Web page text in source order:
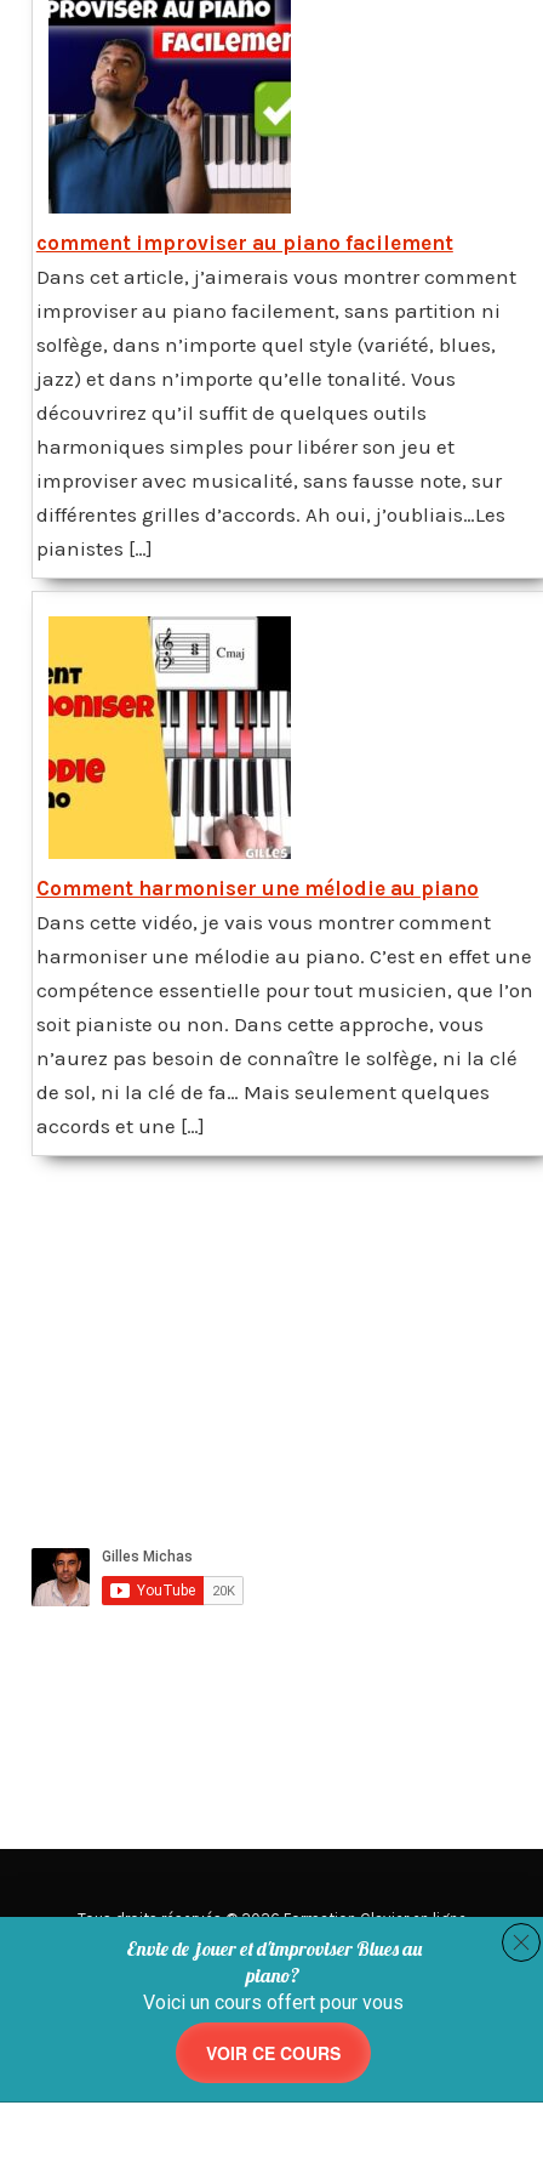
comment improviser au piano facilement
Dans cet article, j’aimerais vous montrer comment
improviser au piano facilement, sans partition ni
solfège, dans n’importe quel style (variété, blues,
jazz) et dans n’importe qu’elle tonalité. Vous
découvrirez qu’il suffit de quelques outils
harmoniques simples pour libérer son jeu et
improviser avec musicalité, sans fausse note, sur
différentes grilles d’accords. Ah oui, j’oubliais…Les
pianistes […]
Comment harmoniser une mélodie au piano
Dans cette vidéo, je vais vous montrer comment
harmoniser une mélodie au piano. C’est en effet une
compétence essentielle pour tout musicien, que l’on
soit pianiste ou non. Dans cette approche, vous
n’aurez pas besoin de connaître le solfège, ni la clé
de sol, ni la clé de fa… Mais seulement quelques
accords et une […]
Tous droits réservés © 2026 Formation Clavier en ligne
Envie de jouer et d'improviser Blues au
piano?
Voici un cours offert pour vous
VOIR CE COURS